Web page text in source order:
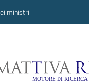
ministri